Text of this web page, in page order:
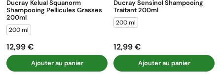
Ducray Kelual Squanorm
Shampooing Pellicules Grasses
200ml
200 ml
Prix
12,99 €
Ajouter au panier
Ducray Sensinol Shampooing
Traitant 200ml
200 ml
Prix
12,99 €
Ajouter au panier